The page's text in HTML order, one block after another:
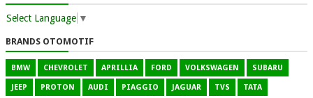
Select Language ▼
BRANDS OTOMOTIF
BMW CHEVROLET APRILLIA FORD VOLKSWAGEN SUBARU
JEEP PROTON AUDI PIAGGIO JAGUAR TVS TATA